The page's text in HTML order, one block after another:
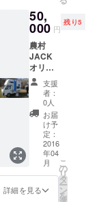
サ代に
なりま
す
（笑）
。
きる、
特別プ
レミア
ム会員
権で
す。利
用料
一ヶ月
間無料
に加え
て、新
規拠点
の開拓
の企画
段階か
ら参加
するこ
50,
000 円
残り5
農村
JACK
オリジ
ナルス
テッ
カー
（現在
作成
中）
と、軽
トラの
荷台に
設置で
きる、
着脱式
支援
者：
0人
お届
け予
定：
2016
年04
月
詳細を見る
こ
の
リ
タ
ー
ン
を